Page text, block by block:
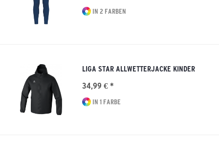
IN 2 FARBEN
LIGA STAR ALLWETTERJACKE KINDER
34,99 € *
IN 1 FARBE